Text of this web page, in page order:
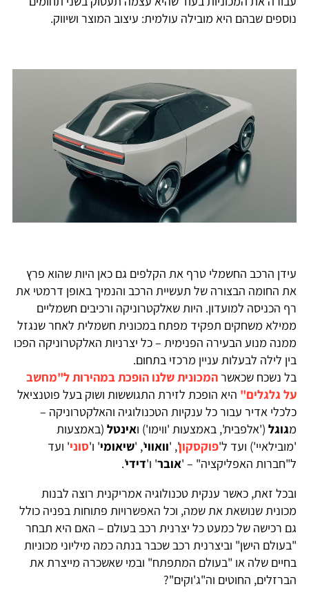
נוספים שבהם היא מובילה עולמית: עיצוב המוצר ושיווק.
עידן הרכב החשמלי טרף את הקלפים גם כאן היות שהוא פרץ
את החומה הבצורה של תעשיית הרכב והנמיך באופן דרמטי את
רף הכניסה למועדון. היות שאלקטרוניקה ורכיבים חשמליים
ממילא משחקים תפקיד מפתח במכונית חשמלית לאחר שנגזל
ממנה מנוע הבעירה הפנימית – כל יצרניות האלקטרוניקה הפכו
בין לילה לבעלות עניין מרכזי בתחום.
בל נשכח שכאשרהמכונית שלנו הופכת במהירות ל"מחשב
על גלגלים" היא הופכת לזירת התגוששות ושוק בעל פוטנציאל
כלכלי אדיר עבור כל ענקיות הטכנולוגיה והאלקטרוניקה –
מגוגל ('אלפבית', באמצעות 'ווימו') ואינטל (באמצעות
'מובילאיי') ועד ל'פוקסקון', 'וואווי', 'שיאומי' ו'סוני' ועד
ל"חברות האפליקציה" – 'אובר' ו'דידי'.
ובכל זאת, כאשר ענקית טכנולוגיה אמריקנית רוצה לבנות
מכונית שנושאת את שמה, וכל האפשרויות פתוחות בפניה כולל
גם רכישה של כמעט כל יצרנית רכב בעולם – האם היא תבחר
"בעולם הישן" וביצרנית רכב שכבר בנתה כמה מיליוני מכוניות
בחיים שלה או "בעולם המתפתח" ובמי שאשכרה מייצרת את
הברזלים, החוטים וה"ג'וקים"?